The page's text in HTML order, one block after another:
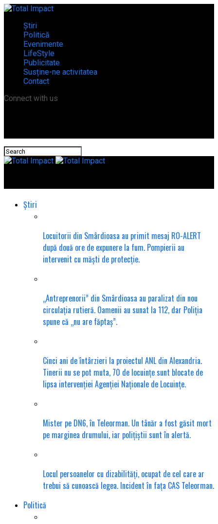
Știri
Politică
Evenimente
LifeStyle
Publicitate
Susține-ne activitatea
Contact
Connect with us
Știri
Locuitorii din Smârdioasa au primit mesaj RO-ALERT
după două ore de expunere la fum. Pompierii au
intervenit cu măști de protecție.
„Antreprenorii” din Smârdioasa au paralizat din nou
circulația rutieră. Oamenii au sunat la 112, dar Poliția
spune că „nu are făptaș”.
Cinci ani de întârzieri la proiectul ANL din Alexandria.
Tinerii nu se pot muta, 70 de locuințe sunt blocate de
lipsa intervenției Agenției Naționale de Locuințe.
Mister pe DN6, în Teleorman. Un tânăr a fost găsit mort
pe marginea drumului, iar polițiștii sunt în alertă.
Locul persoanelor cu dizabilități, ocupat de cel care ar
trebui să cunoască legea. Incident în fața CAS Teleorman.
Politică